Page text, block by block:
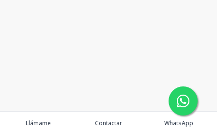
Llámame Contactar WhatsApp